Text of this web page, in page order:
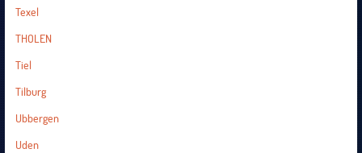
Texel
THOLEN
Tiel
Tilburg
Ubbergen
Uden